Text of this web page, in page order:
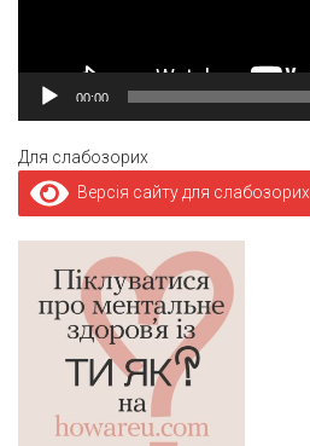
00:00
Для слабозорих
Версія сайту для слабозорих